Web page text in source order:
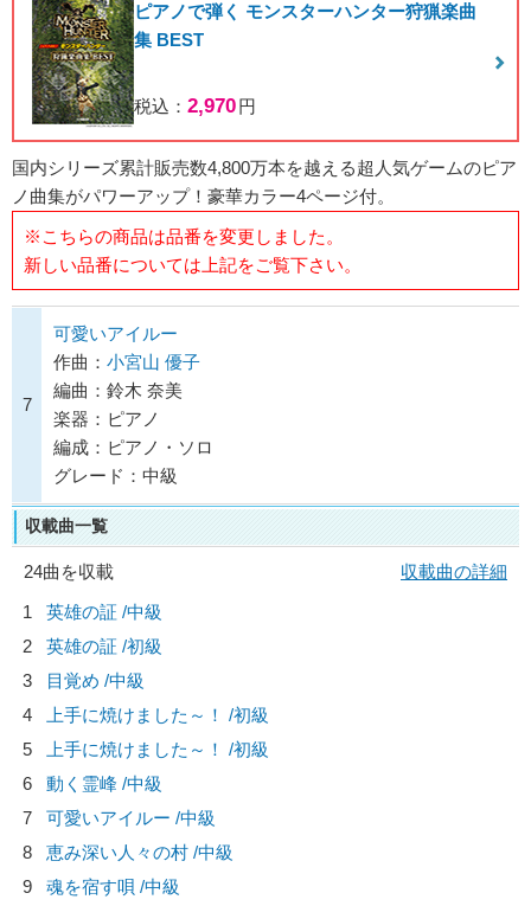
ピアノで弾く モンスターハンター狩猟楽曲
集 BEST
税込： 2,970円
国内シリーズ累計販売数4,800万本を越える超人気ゲームのピア
ノ曲集がパワーアップ！豪華カラー4ページ付。
※こちらの商品は品番を変更しました。
新しい品番については上記をご覧下さい。
7
可愛いアイルー
作曲： 小宮山 優子
編曲：鈴木 奈美
楽器：ピアノ
編成：ピアノ・ソロ
グレード：中級
収載曲一覧
24曲を収載
収載曲の詳細
1
英雄の証 /中級
2
英雄の証 /初級
3
目覚め /中級
4
上手に焼けました～！ /初級
5
上手に焼けました～！ /初級
6
動く霊峰 /中級
7
可愛いアイルー /中級
8
恵み深い人々の村 /中級
9
魂を宿す唄 /中級